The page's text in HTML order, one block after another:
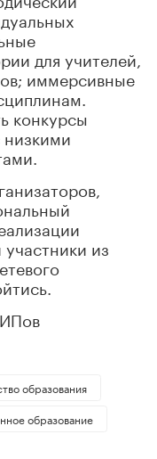
для учителей,
иммерсивные
конкурсы
из
образования
образование